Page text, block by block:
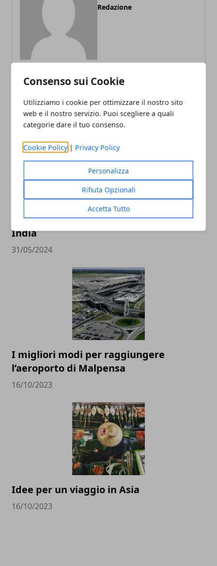
Consenso sui Cookie
Utilizziamo i cookie per ottimizzare il nostro sito
web e il nostro servizio. Puoi scegliere a quali
categorie dare il tuo consenso.
Cookie Policy | Privacy Policy
Personalizza
Rifiuta Opzionali
Accetta Tutto
Redazione
ARTICOLI CORRELATI
Tutto quello che c'è da sapere per vivere
un viaggio di turismo esperienziale in
India
31/05/2024
I migliori modi per raggiungere
l’aeroporto di Malpensa
16/10/2023
Idee per un viaggio in Asia
16/10/2023